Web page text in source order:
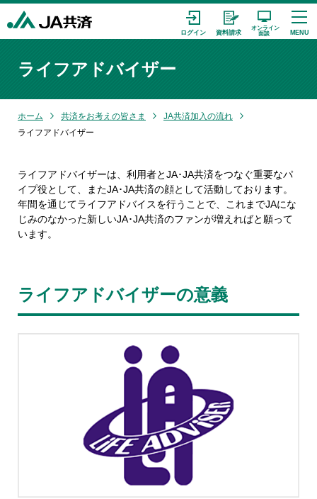
ライフアドバイザー
ホーム 共済をお考えの皆さま
JA共済加入の流れ
ライフアドバイザー
ライフアドバイザーは、利用者とJA･JA共済をつなぐ重要なパ
イプ役として、またJA･JA共済の顔として活動しております。
年間を通じてライフアドバイスを行うことで、これまでJAにな
じみのなかった新しいJA･JA共済のファンが増えればと願って
います。
ライフアドバイザーの意義